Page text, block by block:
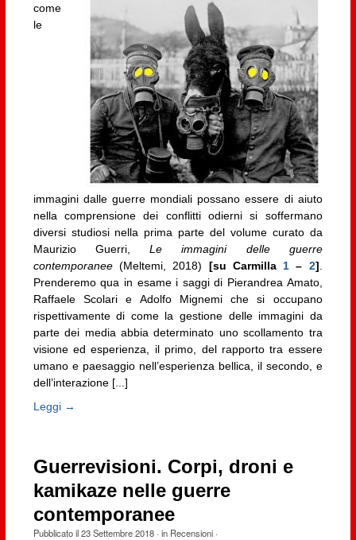
come
le
immagini dalle guerre mondiali possano essere di aiuto
nella comprensione dei conflitti odierni si soffermano
diversi studiosi nella prima parte del volume curato da
Maurizio Guerri,Le immagini delle guerre
contemporanee(Meltemi, 2018) [su Carmilla 1 – 2]
Prenderemo qua in esame i saggi di Pierandrea Amato,
Raffaele Scolari e Adolfo Mignemi che si occupano
rispettivamente di come la gestione delle immagini da
parte dei media abbia determinato uno scollamento tra
visione ed esperienza, il primo, del rapporto tra essere
umano e paesaggio nell’esperienza bellica, il secondo, e
dell’interazione [...]
Leggi →
Guerrevisioni. Corpi, droni e
kamikaze nelle guerre
contemporanee
Pubblicato il23 Settembre 2018· in Recensioni·